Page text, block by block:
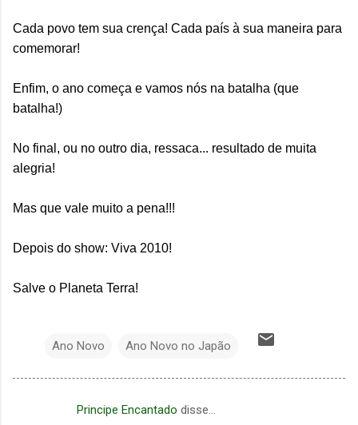
Cada povo tem sua crença! Cada país à sua maneira para
comemorar!
Enfim, o ano começa e vamos nós na batalha (que
batalha!)
No final, ou no outro dia, ressaca... resultado de muita
alegria!
Mas que vale muito a pena!!!
Depois do show: Viva 2010!
Salve o Planeta Terra!
Ano Novo Ano Novo no Japão
Principe Encantado disse…